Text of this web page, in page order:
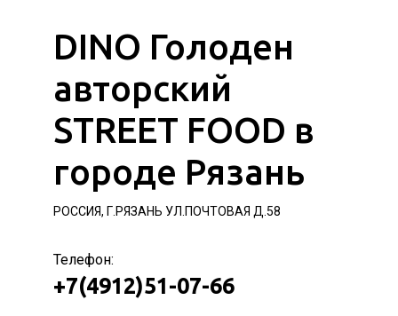
DINO Голоден
авторский
STREET FOOD в
городе Рязань
РОССИЯ, Г.РЯЗАНЬ УЛ.ПОЧТОВАЯ Д.58
Телефон:
+7(4912)51-07-66